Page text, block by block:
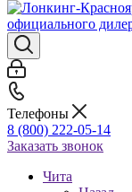
Телефоны
8 (800) 222-05-14
Заказать звонок
Чита